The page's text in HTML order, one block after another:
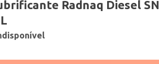
Radnaq Diesel SN